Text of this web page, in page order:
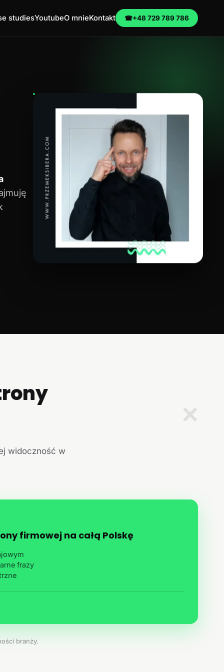
studiesYoutubeO mnieKontakt ☎+48 729 789 786
✕
widoczność w
firmowej na całą Polskę
frazy
branży.